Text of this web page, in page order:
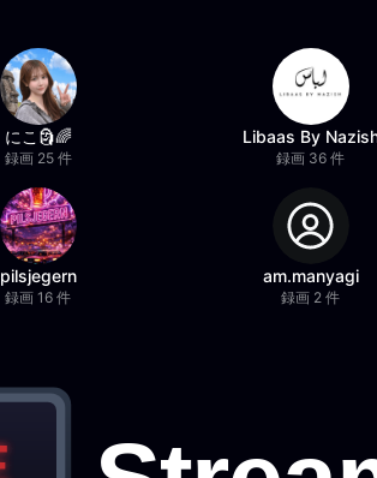
にこ🗿🌈
録画 25 件
Libaas By
録画 36 件
pilsjegern
録画 16 件
am.manyagi
録画 2 件